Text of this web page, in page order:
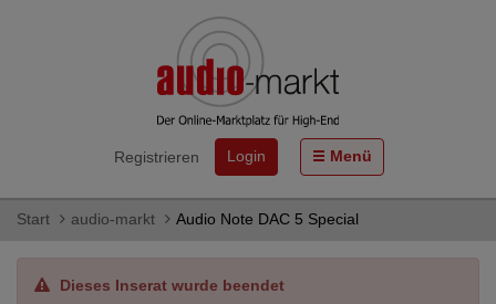
Registrieren Login Menü
Start audio-markt Audio Note DAC 5 Special
Dieses Inserat wurde beendet